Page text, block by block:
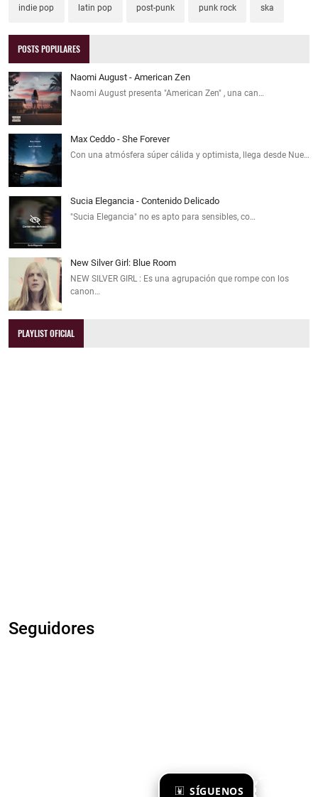
SÍGUENOS
indie pop latin pop post-punk punk rock ska
POSTS POPULARES
Naomi August - American Zen
Naomi August presenta "American Zen" , una can…
Max Ceddo - She Forever
Con una atmósfera súper cálida y optimista, llega desde Nue…
Sucia Elegancia - Contenido Delicado
"Sucia Elegancia" no es apto para sensibles, co…
New Silver Girl: Blue Room
NEW SILVER GIRL : Es una agrupación que rompe con los
canon…
PLAYLIST OFICIAL
Seguidores